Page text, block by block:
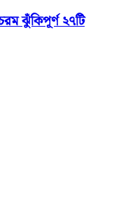
ঝুঁকিপূর্ণ ২৭টি